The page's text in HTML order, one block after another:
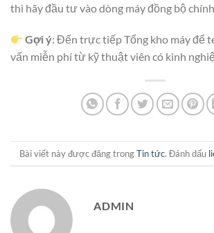
thì hãy đầu tư vào dòng máy đồng bộ chính
Gợi ý: Đến trực tiếp Tổng kho máy để
vấn miễn phí từ kỹ thuật viên có kinh
Bài viết này được đăng trongTin tức. Đánh dấu
ADMIN